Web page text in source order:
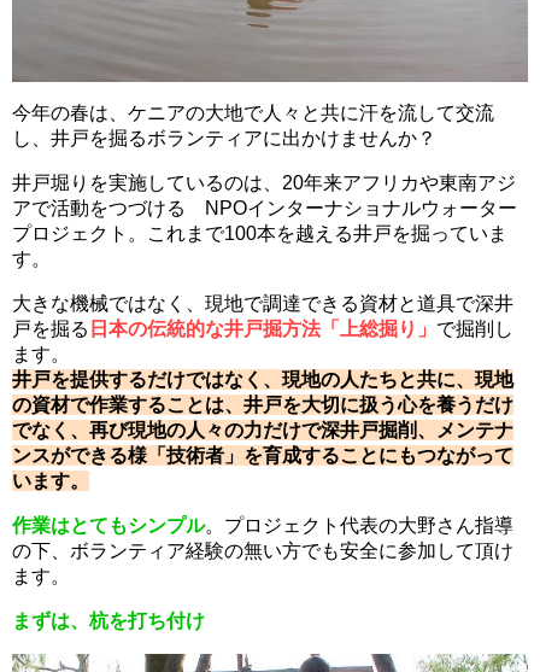
今年の春は、ケニアの大地で人々と共に汗を流して交流
し、井戸を掘るボランティアに出かけませんか？
井戸堀りを実施しているのは、20年来アフリカや東南アジ
アで活動をつづける NPOインターナショナルウォーター
プロジェクト。これまで100本を越える井戸を掘っていま
す。
大きな機械ではなく、現地で調達できる資材と道具で深井
戸を掘る 日本の伝統的な井戸掘方法「上総掘り」 で掘削し
ます。
井戸を提供するだけではなく、現地の人たちと共に、現地
の資材で作業することは、井戸を大切に扱う心を養うだけ
でなく、再び現地の人々の力だけで深井戸掘削、メンテナ
ンスができる様「技術者」を育成することにもつながって
います。
作業はとてもシンプル。プロジェクト代表の大野さん指導
の下、ボランティア経験の無い方でも安全に参加して頂け
ます。
まずは、杭を打ち付け